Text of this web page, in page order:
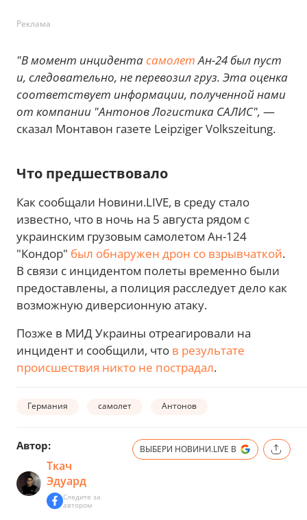
Реклама
"В момент инцидентасамолетАн-24 был пуст
и, следовательно, не перевозил груз. Эта оценка
соответствует информации, полученной нами
от компании "Антонов Логистика САЛИС", —
сказал Монтавон газете Leipziger Volkszeitung.
Что предшествовало
Как сообщали Новини.LIVE, в среду стало
известно, что в ночь на 5 августа рядом с
украинским грузовым самолетом Ан-124
"Кондор" был обнаружен дрон со взрывчаткой.
В связи с инцидентом полеты временно были
предоставлены, а полиция расследует дело как
возможную диверсионную атаку.
Позже в МИД Украины отреагировали на
инцидент и сообщили, что в результате
происшествия никто не пострадал.
Германия самолет Антонов
Автор:
Ткач
Эдуард
Следите за
автором
ВЫБЕРИ НОВИНИ.LIVE В